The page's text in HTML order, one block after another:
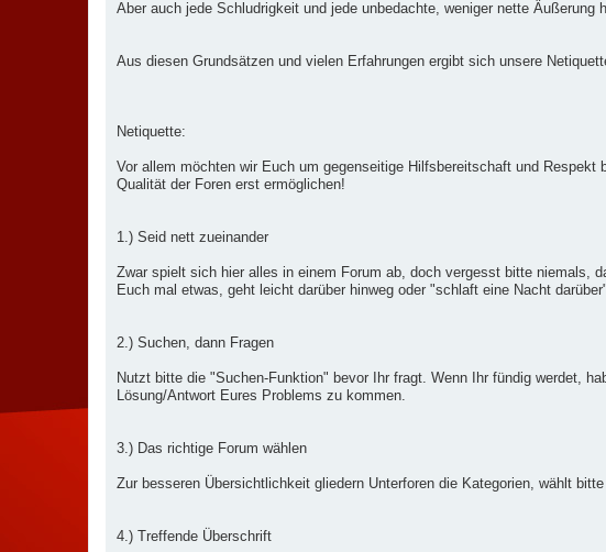
Aber auch jede Schludrigkeit und jede unbedachte, weniger nette Äußerung
Aus diesen Grundsätzen und vielen Erfahrungen ergibt sich unsere
Netiquette:
Vor allem möchten wir Euch um gegenseitige Hilfsbereitschaft und
Qualität der Foren erst ermöglichen!
1.) Seid nett zueinander
Zwar spielt sich hier alles in einem Forum ab, doch vergesst bitte niemals,
Euch mal etwas, geht leicht darüber hinweg oder "schlaft eine Nacht
2.) Suchen, dann Fragen
Nutzt bitte die "Suchen-Funktion" bevor Ihr fragt. Wenn Ihr fündig werdet,
Lösung/Antwort Eures Problems zu kommen.
3.) Das richtige Forum wählen
Zur besseren Übersichtlichkeit gliedern Unterforen die Kategorien, wählt
4.) Treffende Überschrift